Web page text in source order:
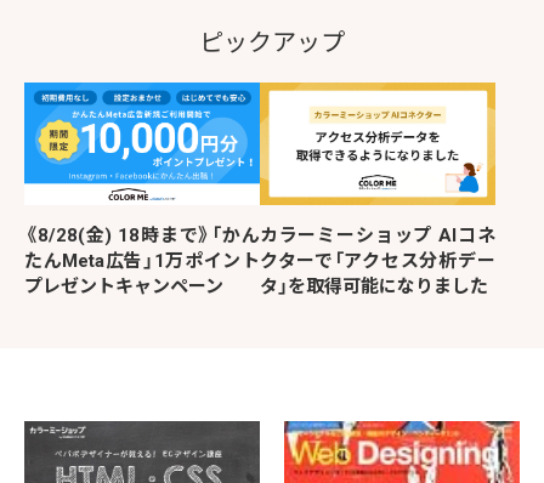
ピックアップ
《8/28(金) 18時まで》「かん
たんMeta広告」1万ポイント
プレゼントキャンペーン
カラーミーショップ AIコネ
クターで「アクセス分析デー
タ」を取得可能になりました